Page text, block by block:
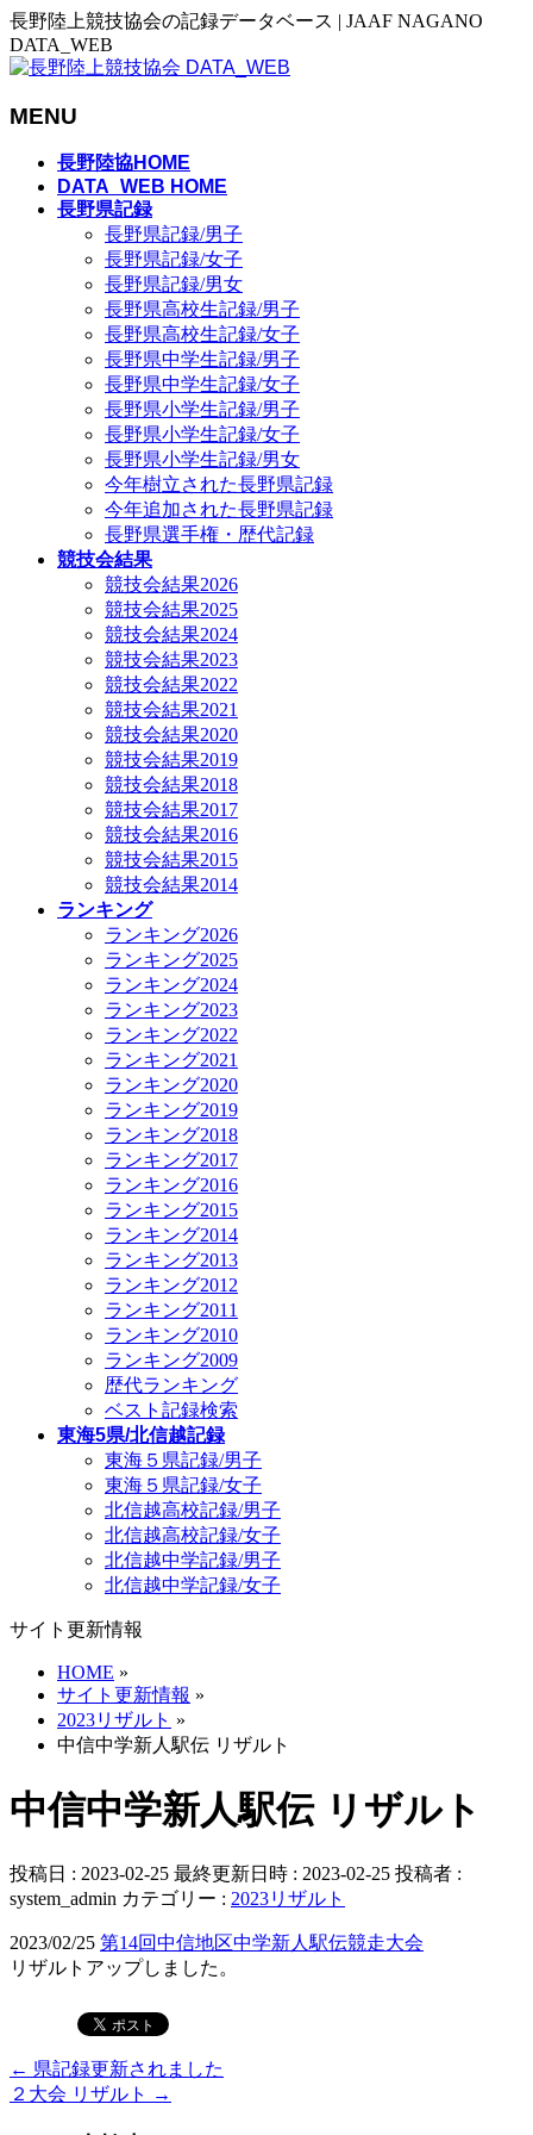
長野陸上競技協会の記録データベース | JAAF NAGANO
DATA_WEB
MENU
長野陸協HOME
DATA_WEB HOME
長野県記録
長野県記録/男子
長野県記録/女子
長野県記録/男女
長野県高校生記録/男子
長野県高校生記録/女子
長野県中学生記録/男子
長野県中学生記録/女子
長野県小学生記録/男子
長野県小学生記録/女子
長野県小学生記録/男女
今年樹立された長野県記録
今年追加された長野県記録
長野県選手権・歴代記録
競技会結果
競技会結果2026
競技会結果2025
競技会結果2024
競技会結果2023
競技会結果2022
競技会結果2021
競技会結果2020
競技会結果2019
競技会結果2018
競技会結果2017
競技会結果2016
競技会結果2015
競技会結果2014
ランキング
ランキング2026
ランキング2025
ランキング2024
ランキング2023
ランキング2022
ランキング2021
ランキング2020
ランキング2019
ランキング2018
ランキング2017
ランキング2016
ランキング2015
ランキング2014
ランキング2013
ランキング2012
ランキング2011
ランキング2010
ランキング2009
歴代ランキング
ベスト記録検索
東海5県/北信越記録
東海５県記録/男子
東海５県記録/女子
北信越高校記録/男子
北信越高校記録/女子
北信越中学記録/男子
北信越中学記録/女子
サイト更新情報
HOME »
サイト更新情報 »
2023リザルト »
中信中学新人駅伝 リザルト
中信中学新人駅伝 リザルト
投稿日 : 2023-02-25 最終更新日時 : 2023-02-25 投稿者 :
system_admin カテゴリー : 2023リザルト
2023/02/25 第14回中信地区中学新人駅伝競走大会
リザルトアップしました。
← 県記録更新されました
２大会 リザルト
→